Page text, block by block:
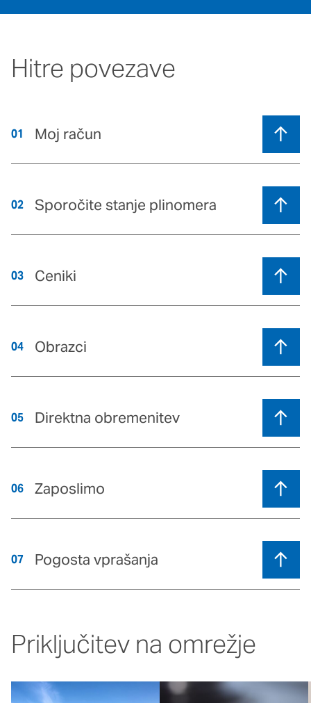
Hitre povezave
01 Moj račun
02 Sporočite stanje plinomera
03 Ceniki
04 Obrazci
05 Direktna obremenitev
06 Zaposlimo
07 Pogosta vprašanja
Priključitev na omrežje